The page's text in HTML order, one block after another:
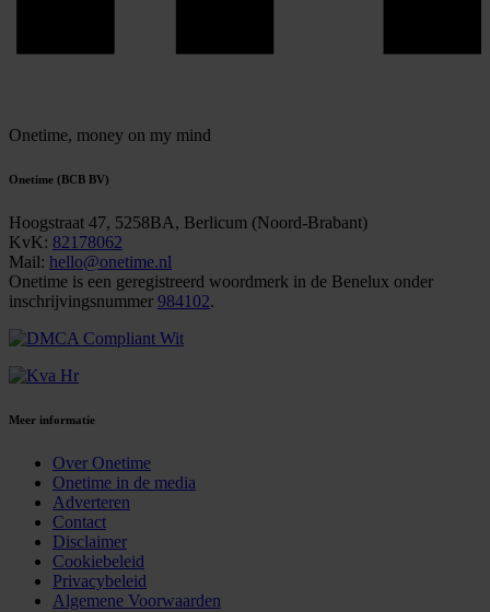
Onetime, money on my mind
Onetime (BCB BV)
Hoogstraat 47, 5258BA, Berlicum (Noord-Brabant)
KvK: 82178062
Mail: hello@onetime.nl
Onetime is een geregistreerd woordmerk in de Benelux onder
inschrijvingsnummer 984102.
Meer informatie
Over Onetime
Onetime in de media
Adverteren
Contact
Disclaimer
Cookiebeleid
Privacybeleid
Algemene Voorwaarden